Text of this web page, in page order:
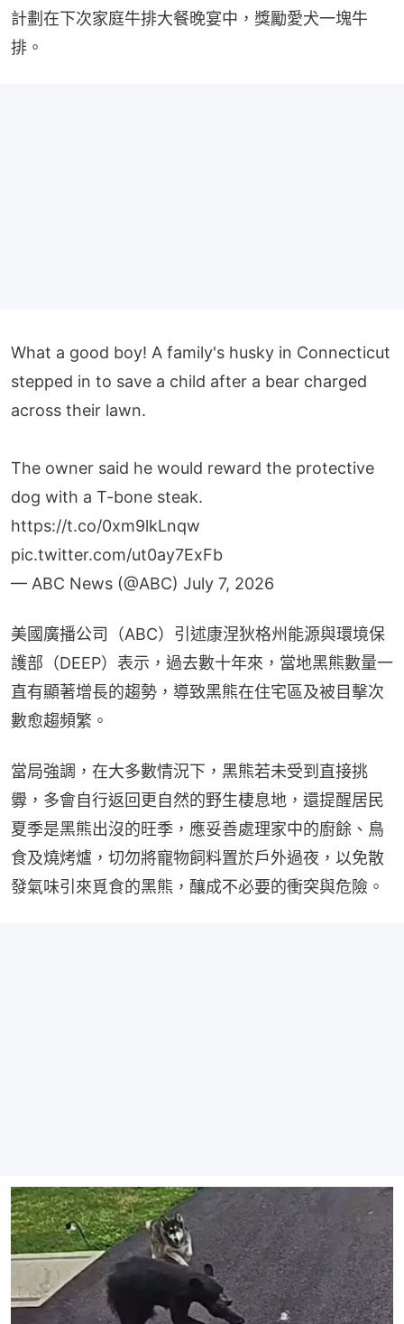
計劃在下次家庭牛排大餐晚宴中，獎勵愛犬一塊牛
排。
What a good boy! A family's husky in Connecticut
stepped in to save a child after a bear charged
across their lawn.
The owner said he would reward the protective
dog with a T-bone steak.
https://t.co/0xm9lkLnqw
pic.twitter.com/ut0ay7ExFb
— ABC News (@ABC) July 7, 2026
美國廣播公司（ABC）引述康涅狄格州能源與環境保
護部（DEEP）表示，過去數十年來，當地黑熊數量一
直有顯著增長的趨勢，導致黑熊在住宅區及被目擊次
數愈趨頻繁。
當局強調，在大多數情況下，黑熊若未受到直接挑
釁，多會自行返回更自然的野生棲息地，還提醒居民
夏季是黑熊出沒的旺季，應妥善處理家中的廚餘、鳥
食及燒烤爐，切勿將寵物飼料置於戶外過夜，以免散
發氣味引來覓食的黑熊，釀成不必要的衝突與危險。